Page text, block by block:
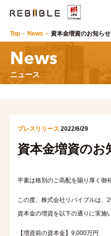
Top News 資本金増資のお知らせ
News
ニュース
プレスリリース 2022/6/29
資本金増資のお
平素は格別のご高配を賜り厚く御
この度、株式会社リバイブルは、
資本金の増資を以下の通りに実施
【増資前の資本金】9,000万円